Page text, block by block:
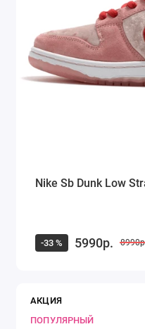
Nike Sb Dunk Low
-33 % 5990р.
АКЦИЯ
ПОПУЛЯРНЫЙ